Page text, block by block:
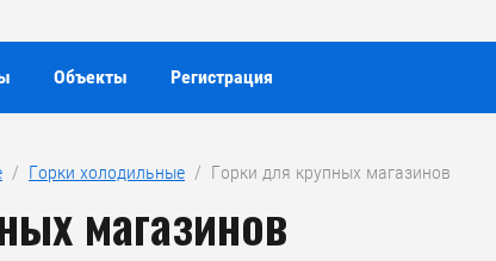
Объекты Регистрация
  /
Горки холодильные
  /  Горки для крупных магазинов
магазинов